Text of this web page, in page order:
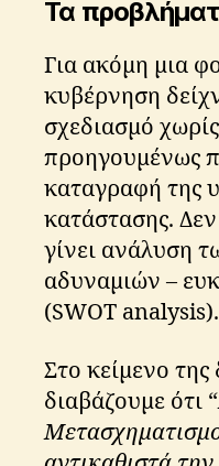
Τα
Για ακόμη μια
κυβέρνηση
σχεδιασμό
προηγουμένως
καταγραφή της
κατάστασης. Δεν
γίνει ανάλυση
αδυναμιών –
(SWOT analysis).
Στο κείμενο
διαβάζουμε ότι “